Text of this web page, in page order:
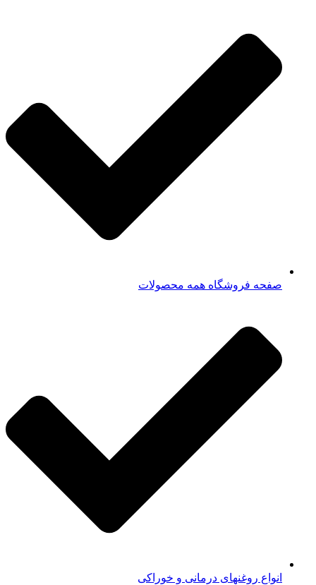
صفحه فروشگاه همه محصولات​
انواع روغنهای درمانی و خوراکی